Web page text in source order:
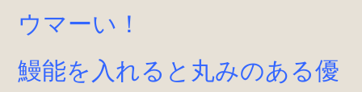
ウマーい！
鰻能を入れると丸みのある優